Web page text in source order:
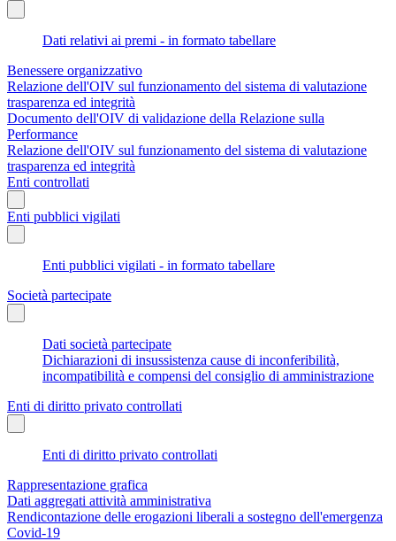
Dati relativi ai premi - in formato tabellare
Benessere organizzativo
Relazione dell'OIV sul funzionamento del sistema di valutazione
trasparenza ed integrità
Documento dell'OIV di validazione della Relazione sulla
Performance
Relazione dell'OIV sul funzionamento del sistema di valutazione
trasparenza ed integrità
Enti controllati
Enti pubblici vigilati
Enti pubblici vigilati - in formato tabellare
Società partecipate
Dati società partecipate
Dichiarazioni di insussistenza cause di inconferibilità,
incompatibilità e compensi del consiglio di amministrazione
Enti di diritto privato controllati
Enti di diritto privato controllati
Rappresentazione grafica
Dati aggregati attività amministrativa
Rendicontazione delle erogazioni liberali a sostegno dell'emergenza
Covid-19